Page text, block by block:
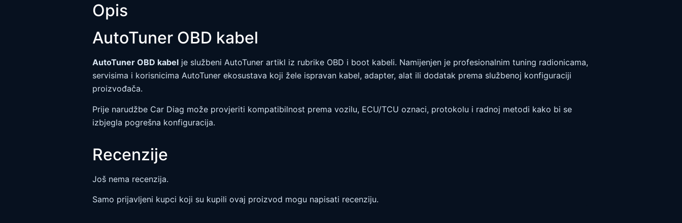
Opis
AutoTuner OBD kabel
AutoTuner OBD kabel je službeni AutoTuner artikl iz rubrike OBD i boot kabeli. Namijenjen je profesionalnim tuning radionicama,
servisima i korisnicima AutoTuner ekosustava koji žele ispravan kabel, adapter, alat ili dodatak prema službenoj konfiguraciji
proizvođača.
Prije narudžbe Car Diag može provjeriti kompatibilnost prema vozilu, ECU/TCU oznaci, protokolu i radnoj metodi kako bi se
izbjegla pogrešna konfiguracija.
Recenzije
Još nema recenzija.
Samo prijavljeni kupci koji su kupili ovaj proizvod mogu napisati recenziju.